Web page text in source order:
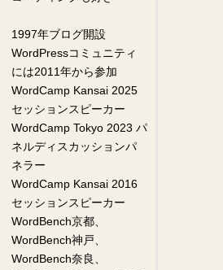
1997年ブログ開設
WordPressコミュニティ
には2011年から参加
WordCamp Kansai 2025
セッションスピーカー
WordCamp Tokyo 2023 パ
ネルディスカッションパ
ネラー
WordCamp Kansai 2016
セッションスピーカー
WordBench京都、
WordBench神戸、
WordBench奈良、